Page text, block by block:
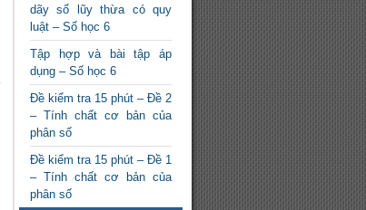
dãy số lũy thừa có quy
luật – Số học 6
Tập hợp và bài tập áp
dụng – Số học 6
Đề kiểm tra 15 phút – Đề 2
– Tính chất cơ bản của
phân số
Đề kiểm tra 15 phút – Đề 1
– Tính chất cơ bản của
phân số